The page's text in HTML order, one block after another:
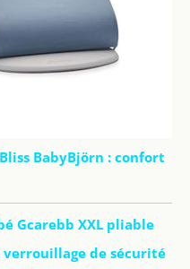
BabyBjörn : confort
Gcarebb XXL pliable
de sécurité